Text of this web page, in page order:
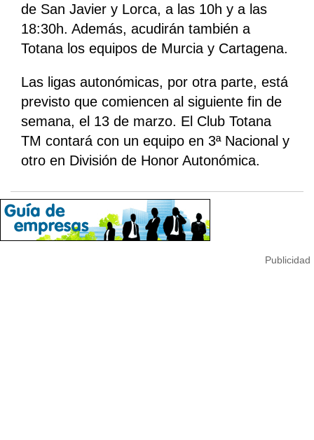
de San Javier y Lorca, a las 10h y a las
18:30h. Además, acudirán también a
Totana los equipos de Murcia y Cartagena.
Las ligas autonómicas, por otra parte, está
previsto que comiencen al siguiente fin de
semana, el 13 de marzo. El Club Totana
TM contará con un equipo en 3ª Nacional y
otro en División de Honor Autonómica.